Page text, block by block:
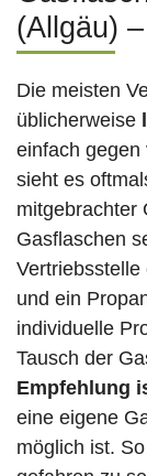
(Allgäu)
Die meisten
üblicherweise
einfach gegen
sieht es
mitgebrachter
Gasflaschen
Vertriebsstelle
und ein
individuelle
Tausch der
Empfehlung
eine eigene
möglich ist.